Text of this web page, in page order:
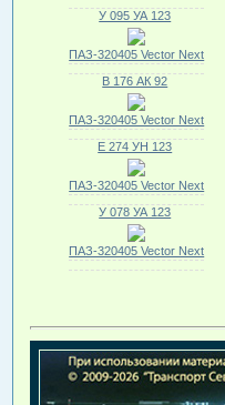
У 095 УА 123
ПАЗ-320405 Vector Next
В 176 АК 92
ПАЗ-320405 Vector Next
Е 274 УН 123
ПАЗ-320405 Vector Next
У 078 УА 123
ПАЗ-320405 Vector Next